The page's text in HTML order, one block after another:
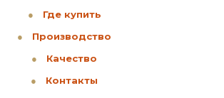
●
Где купить
●
Производство
●
Качество
●
Контакты